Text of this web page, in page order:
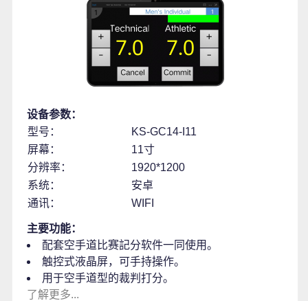
设备参数：
型号：
KS-GC14-I11
屏幕：
11寸
分辨率：
1920*1200
系统：
安卓
通讯：
WIFI
主要功能：
配套空手道比赛記分软件一同使用。
触控式液晶屏，可手持操作。
用于空手道型的裁判打分。
了解更多...